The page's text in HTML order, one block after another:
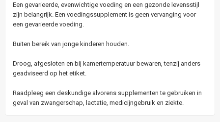
Een gevarieerde, evenwichtige voeding en een gezonde levensstijl
zijn belangrijk. Een voedingssupplement is geen vervanging voor
een gevarieerde voeding.
Buiten bereik van jonge kinderen houden.
Droog, afgesloten en bij kamertemperatuur bewaren, tenzij anders
geadviseerd op het etiket.
Raadpleeg een deskundige alvorens supplementen te gebruiken in
geval van zwangerschap, lactatie, medicijngebruik en ziekte.